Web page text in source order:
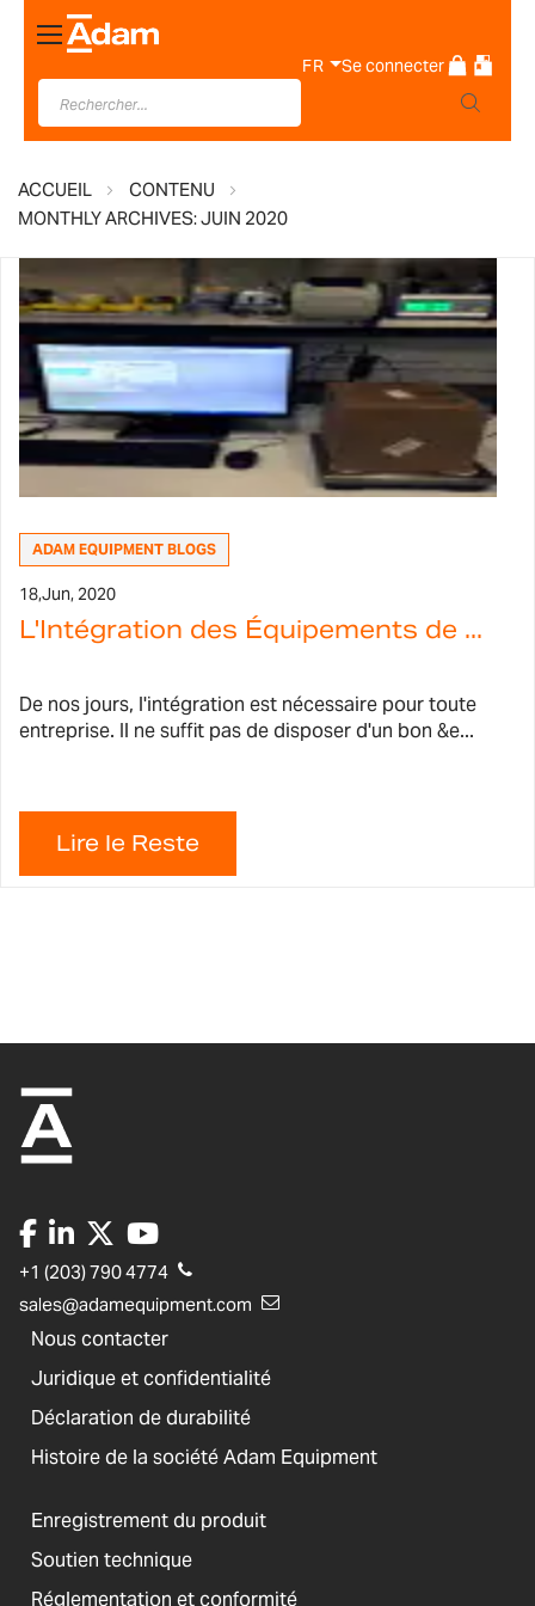
Basculer
la
navigation
FR Se connecter
ACCUEIL
CONTENU
MONTHLY ARCHIVES: JUIN 2020
ADAM EQUIPMENT BLOGS
18,Jun, 2020
L'Intégration des Équipements de ...
De nos jours, l'intégration est nécessaire pour toute
entreprise. Il ne suffit pas de disposer d'un bon &e...
+1 (203) 790 4774
sales@adamequipment.com
Nous contacter
Juridique et confidentialité
Déclaration de durabilité
Histoire de la société Adam Equipment
Enregistrement du produit
Soutien technique
Réglementation et conformité